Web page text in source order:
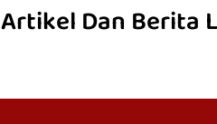
Artikel Dan Berita